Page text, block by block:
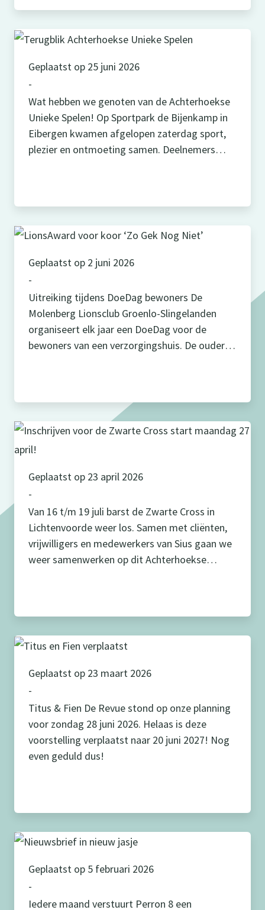
Geplaatst op 25 juni 2026
-
Wat hebben we genoten van de Achterhoekse
Unieke Spelen! Op Sportpark de Bijenkamp in
Eibergen kwamen afgelopen zaterdag sport,
plezier en ontmoeting samen. Deelnemers
dag? De vele blije […]
Geplaatst op 2 juni 2026
-
Uitreiking tijdens DoeDag bewoners De
Molenberg Lionsclub Groenlo-Slingelanden
organiseert elk jaar een DoeDag voor de
bewoners van een verzorgingshuis. De ouderen
Molenberg in Groenlo. Als verrassing was er
een optreden van […]
Geplaatst op 23 april 2026
-
Van 16 t/m 19 juli barst de Zwarte Cross in
Lichtenvoorde weer los. Samen met cliënten,
vrijwilligers en medewerkers van Sius gaan we
weer samenwerken op dit Achterhoekse
Geplaatst op 23 maart 2026
-
Titus & Fien De Revue stond op onze planning
voor zondag 28 juni 2026. Helaas is deze
voorstelling verplaatst naar 20 juni 2027! Nog
even geduld dus!
Geplaatst op 5 februari 2026
-
Iedere maand verstuurt Perron 8 een